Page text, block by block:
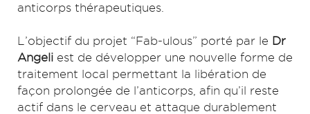
anticorps thérapeutiques.
L’objectif du projet “Fab-ulous” porté par le Dr
Angeli est de développer une nouvelle forme de
traitement local permettant la libération de
façon prolongée de l’anticorps, afin qu’il reste
actif dans le cerveau et attaque durablement